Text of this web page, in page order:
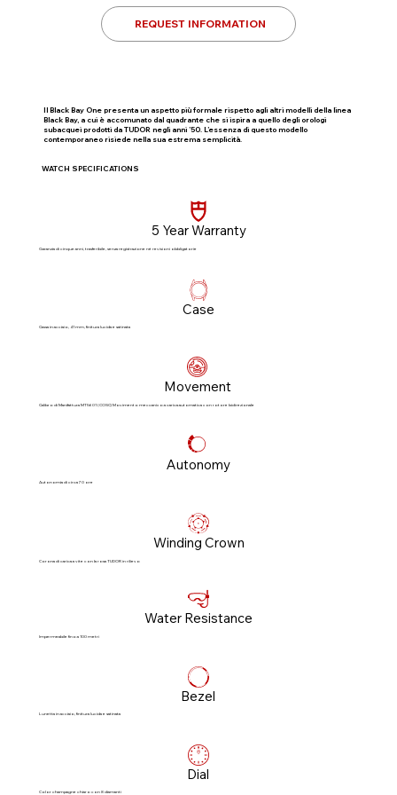
REQUEST INFORMATION
Il Black Bay One presenta un aspetto più formale rispetto agli altri modelli della linea
Black Bay, a cui è accomunato dal quadrante che si ispira a quello degli orologi
subacquei prodotti da TUDOR negli anni ’50. L’essenza di questo modello
contemporaneo risiede nella sua estrema semplicità.
WATCH SPECIFICATIONS
5 Year Warranty
Garanzia di cinque anni, trasferibile, senza registrazione né revisioni obbligatorie​
Case
Cassa in acciaio, 41 mm, finitura lucida e satinata
Movement
Calibro di Manifattura MT5601 (COSC) Movimento meccanico a carica automatica con rotore bidirezionale
Autonomy
Autonomia di circa 70 ore
Winding Crown
Corona di carica a vite con la rosa TUDOR in rilievo
Water Resistance
Impermeabile fino a 100 metri
Bezel
Lunetta in acciaio, finitura lucida e satinata
Dial
Color champagne chiaro con 8 diamanti